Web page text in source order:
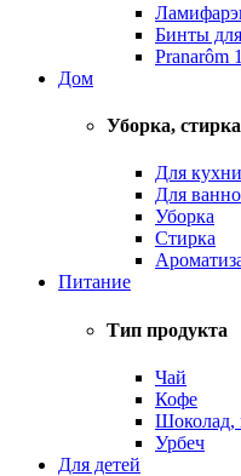
Бинты
Pranarôm
Дом
Уборка,
Для кухни
Для
Уборка
Стирка
Питание
Тип продукта
Чай
Кофе
Шоколад,
Урбеч
Для детей